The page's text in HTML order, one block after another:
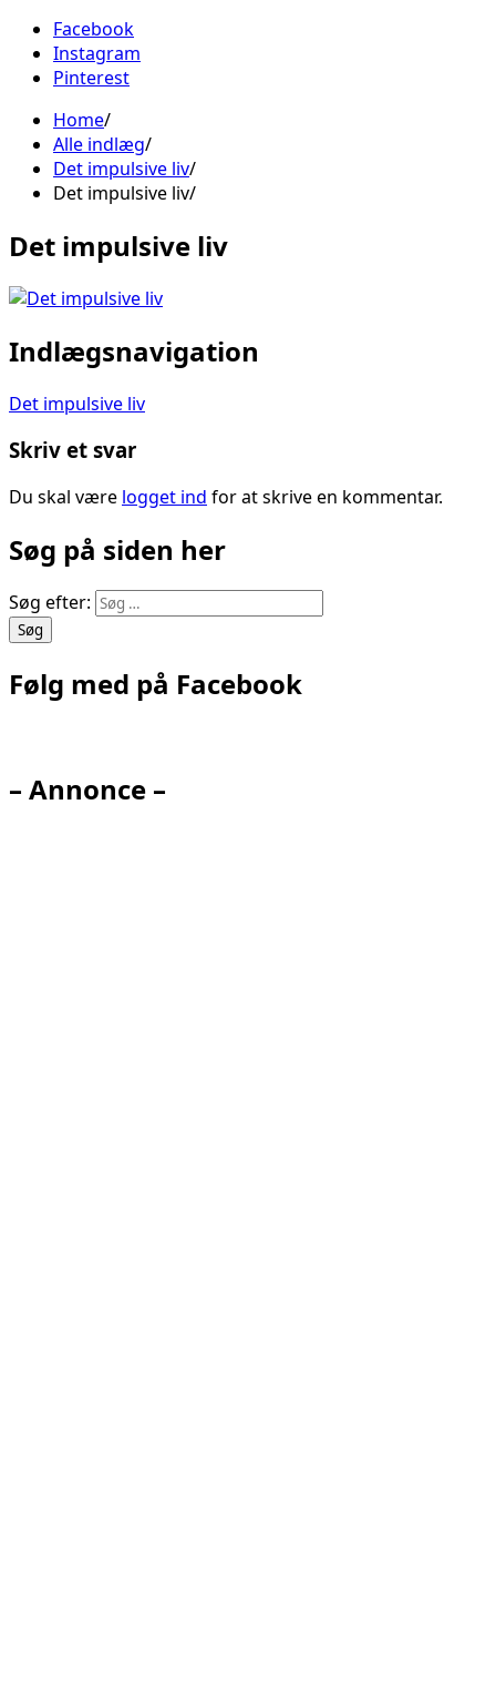
Facebook
Instagram
Pinterest
Home
Alle indlæg
Det impulsive liv
Det impulsive liv
Det impulsive liv
Indlægsnavigation
Det impulsive liv
Skriv et svar
Du skal være logget ind for at skrive en kommentar.
Søg på siden her
Søg efter:
Følg med på Facebook
– Annonce –